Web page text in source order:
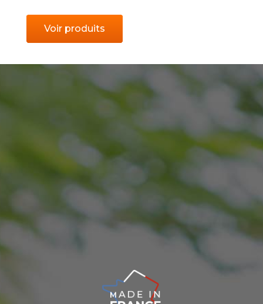
Voir produits